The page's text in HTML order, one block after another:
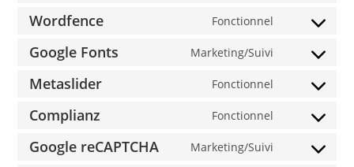
Wordfence Fonctionnel
Google Fonts Marketing/Suivi
Metaslider Fonctionnel
Complianz Fonctionnel
Google reCAPTCHA Marketing/Suivi